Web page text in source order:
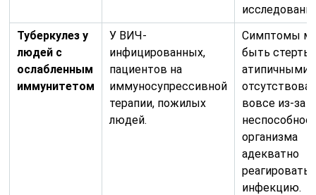
Туберкулез у
людей с
ослабленным
иммунитетом
У ВИЧ-
инфицированных,
пациентов на
иммуносупрессивной
терапии, пожилых
людей.
Симптомы
быть
атипичными
вовсе из-за
организма
адекватно
реагировать
инфекцию.